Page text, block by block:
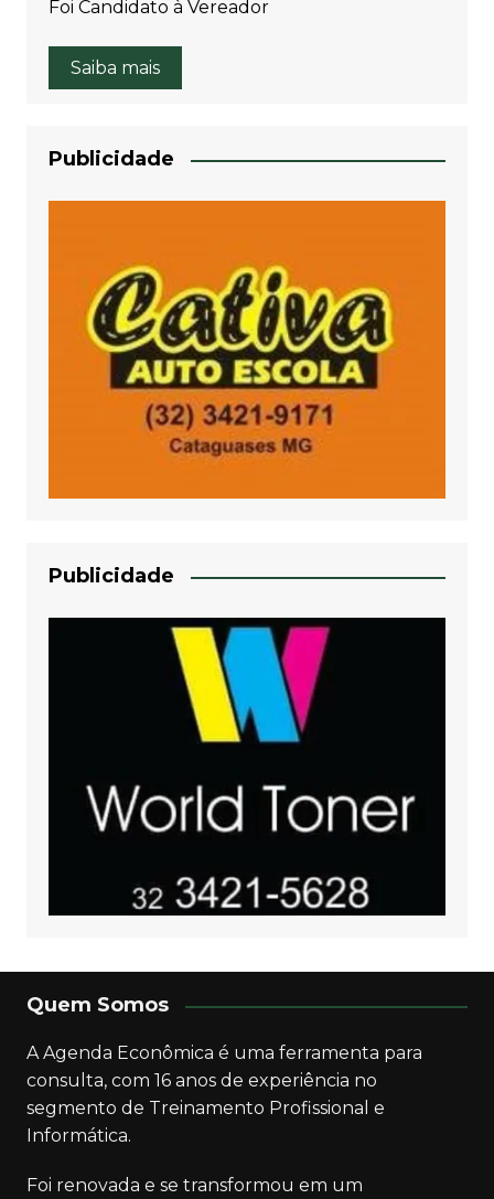
Foi Candidato à Vereador
Saiba mais
Publicidade
Publicidade
Quem Somos
A Agenda Econômica é uma ferramenta para
consulta, com 16 anos de experiência no
segmento de Treinamento Profissional e
Informática.
Foi renovada e se transformou em um